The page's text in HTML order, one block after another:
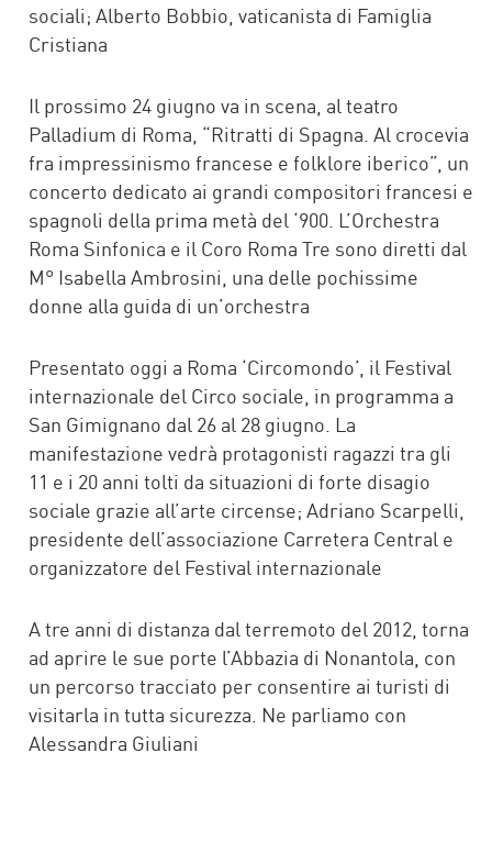
sociali; Alberto Bobbio, vaticanista di Famiglia
Cristiana
Il prossimo 24 giugno va in scena, al teatro
Palladium di Roma, “Ritratti di Spagna. Al crocevia
fra impressinismo francese e folklore iberico”, un
concerto dedicato ai grandi compositori francesi e
spagnoli della prima metà del ‘900. L’Orchestra
Roma Sinfonica e il Coro Roma Tre sono diretti dal
M° Isabella Ambrosini, una delle pochissime
donne alla guida di un’orchestra
Presentato oggi a Roma ‘Circomondo’, il Festival
internazionale del Circo sociale, in programma a
San Gimignano dal 26 al 28 giugno. La
manifestazione vedrà protagonisti ragazzi tra gli
11 e i 20 anni tolti da situazioni di forte disagio
sociale grazie all’arte circense; Adriano Scarpelli,
presidente dell’associazione Carretera Central e
organizzatore del Festival internazionale
A tre anni di distanza dal terremoto del 2012, torna
ad aprire le sue porte l’Abbazia di Nonantola, con
un percorso tracciato per consentire ai turisti di
visitarla in tutta sicurezza. Ne parliamo con
Alessandra Giuliani